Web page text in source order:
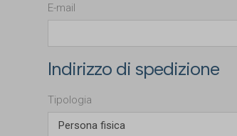
E-mail
Indirizzo di spedizione
Tipologia